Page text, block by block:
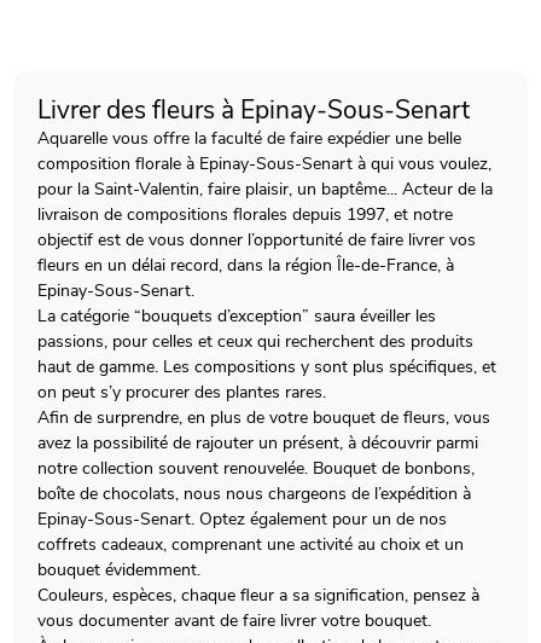
Livrer des fleurs à Epinay-Sous-Senart
Aquarelle vous offre la faculté de faire expédier une belle
composition florale à Epinay-Sous-Senart à qui vous voulez,
pour la Saint-Valentin, faire plaisir, un baptême... Acteur de la
livraison de compositions florales depuis 1997, et notre
objectif est de vous donner l’opportunité de faire livrer vos
fleurs en un délai record, dans la région Île-de-France, à
Epinay-Sous-Senart.
La catégorie “bouquets d’exception” saura éveiller les
passions, pour celles et ceux qui recherchent des produits
haut de gamme. Les compositions y sont plus spécifiques, et
on peut s’y procurer des plantes rares.
Afin de surprendre, en plus de votre bouquet de fleurs, vous
avez la possibilité de rajouter un présent, à découvrir parmi
notre collection souvent renouvelée. Bouquet de bonbons,
boîte de chocolats, nous nous chargeons de l’expédition à
Epinay-Sous-Senart. Optez également pour un de nos
coffrets cadeaux, comprenant une activité au choix et un
bouquet évidemment.
Couleurs, espèces, chaque fleur a sa signification, pensez à
vous documenter avant de faire livrer votre bouquet.